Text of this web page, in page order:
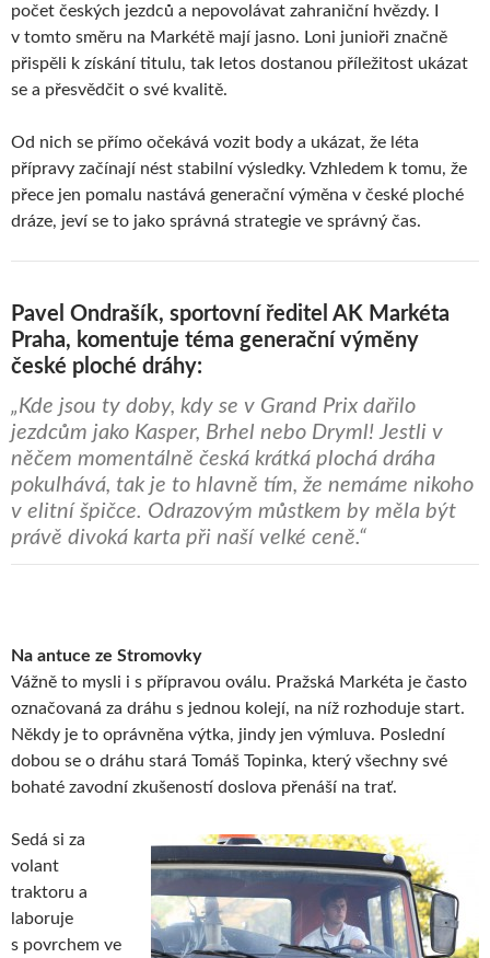
počet českých jezdců a nepovolávat zahraniční hvězdy. I
v tomto směru na Markétě mají jasno. Loni junioři značně
přispěli k získání titulu, tak letos dostanou příležitost ukázat
se a přesvědčit o své kvalitě.
Od nich se přímo očekává vozit body a ukázat, že léta
přípravy začínají nést stabilní výsledky. Vzhledem k tomu, že
přece jen pomalu nastává generační výměna v české ploché
dráze, jeví se to jako správná strategie ve správný čas.
Pavel Ondrašík, sportovní ředitel AK Markéta
Praha, komentuje téma generační výměny
české ploché dráhy:
„Kde jsou ty doby, kdy se v Grand Prix dařilo
jezdcům jako Kasper, Brhel nebo Dryml! Jestli v
něčem momentálně česká krátká plochá dráha
pokulhává, tak je to hlavně tím, že nemáme nikoho
v elitní špičce. Odrazovým můstkem by měla být
právě divoká karta při naší velké ceně.“
Na antuce ze Stromovky
Vážně to mysli i s přípravou oválu. Pražská Markéta je často
označovaná za dráhu s jednou kolejí, na níž rozhoduje start.
Někdy je to oprávněna výtka, jindy jen výmluva. Poslední
dobou se o dráhu stará Tomáš Topinka, který všechny své
bohaté zavodní zkušeností doslova přenáší na trať.
Sedá si za
volant
traktoru a
laboruje
s povrchem ve